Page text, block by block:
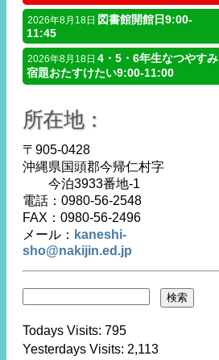
2026年8月18日 図書館開館日9:00-
11:45
2026年8月18日 4・5・6年生なつやすみ
宿題おたすけたい9:00-11:00
所在地：
〒905-0428
沖縄県国頭郡今帰仁村字
今泊3933番地-1
電話：0980-56-2548
FAX：0980-56-2496
メール： kaneshi-
sho@nakijin.ed.jp
Todays Visits: 795
Yesterdays Visits: 2,113